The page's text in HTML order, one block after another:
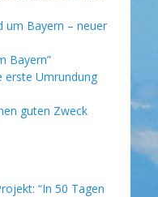
um Bayern – neuer
Bayern”
erste Umrundung
guten Zweck
“In 50 Tagen